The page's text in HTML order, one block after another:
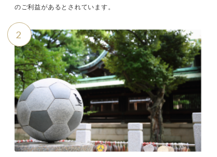
のご利益があるとされています。
2